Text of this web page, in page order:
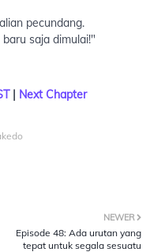
pecundang.
saja dimulai!"
| Next Chapter
NEWER
Episode 48: Ada urutan yang
tepat untuk segala sesuatu